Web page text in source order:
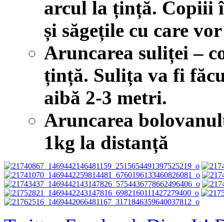
arcul la țință. Copiii
și săgețile cu care
Aruncarea suliței –
țință. Sulița va fi
aibă 2-3 metri.
Aruncarea
1kg la distanță